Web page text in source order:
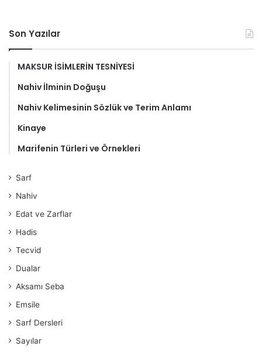
Son Yazılar
MAKSUR İSİMLERİN TESNİYESİ
Nahiv İlminin Doğuşu
Nahiv Kelimesinin Sözlük ve Terim Anlamı
Kinaye
Marifenin Türleri ve Örnekleri
Sarf
Nahiv
Edat ve Zarflar
Hadis
Tecvid
Dualar
Aksamı Seba
Emsile
Sarf Dersleri
Sayılar